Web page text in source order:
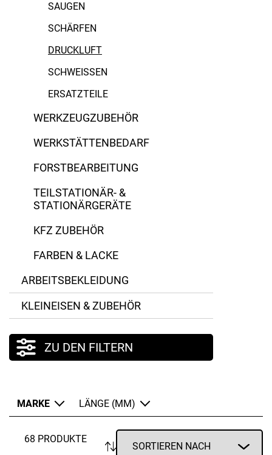
SAUGEN
SCHÄRFEN
DRUCKLUFT
SCHWEISSEN
ERSATZTEILE
WERKZEUGZUBEHÖR
WERKSTÄTTENBEDARF
FORSTBEARBEITUNG
TEILSTATIONÄR- &
STATIONÄRGERÄTE
KFZ ZUBEHÖR
FARBEN & LACKE
ARBEITSBEKLEIDUNG
KLEINEISEN & ZUBEHÖR
ZU DEN FILTERN
MARKE LÄNGE (MM)
68 PRODUKTE